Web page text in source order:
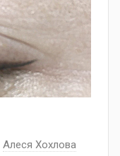
Алеся Хохлова